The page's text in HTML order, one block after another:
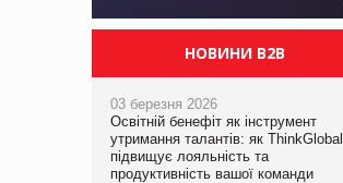
НОВИНИ B2B
03 березня 2026
Освітній бенефіт як інструмент
утримання талантів: як ThinkGlobal
підвищує лояльність та
продуктивність вашої команди